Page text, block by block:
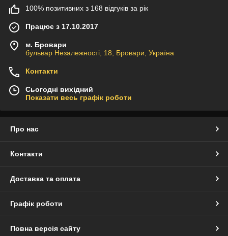
100% позитивних з 168 відгуків за рік
Працює з 17.10.2017
м. Бровари
бульвар Незалежності, 18, Бровари, Україна
Контакти
Сьогодні вихідний
Показати весь графік роботи
Про нас
Контакти
Доставка та оплата
Графік роботи
Повна версія сайту